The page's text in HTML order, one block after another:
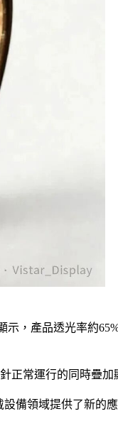
，產品透光率約
正常運行的同時疊加
備領域提供了新的